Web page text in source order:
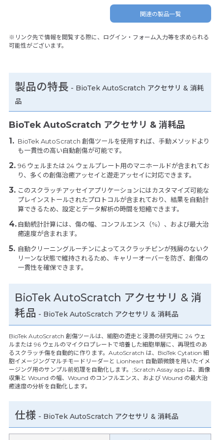
関連の製品一覧
※リンク先で情報を閲覧する際に、ログイン・フォーム入力等を求められる
可能性がございます。
製品の特長 - BioTek AutoScratch アクセサリ & 消耗
品
BioTek AutoScratch アクセサリ & 消耗品
BioTek AutoScratch 創傷ツールを使用すれば、手動メソッドより
も一貫性の高い自動創傷が可能です。
96 ウェルまたは 24 ウェルプレート用のマニホールドが含まれてお
り、多くの創傷治癒アッセイと遊走アッセイに対応できます。
このスクラッチアッセイアプリケーションにはカスタマイズ可能な
プレインストールされたプロトコルが含まれており、結果を自動計
算できるため、設定とデータ解析の時間を短縮できます。
自動統計計算には、傷の幅、コンフルエンス（%）、および最大治
癒速度が含まれます。
自動クリーニングルーチンによってスクラッチピンが残屑のないク
リーンな状態で維持されるため、キャリーオーバーを防ぎ、創傷の
一貫性を確保できます。
BioTek AutoScratch アクセサリ & 消
耗品 - BioTek AutoScratch アクセサリ & 消耗品
BioTek AutoScratch 創傷ツールは、細胞の遊走と浸潤の研究用に 24 ウェ
ルまたは 96 ウェルのマイクロプレートで培養した細胞単層に、再現性のあ
るスクラッチ傷を自動的に作ります。AutoScratch は、BioTek Cytation 細
胞イメージングマルチモードリーダーと Lionheart 自動顕微鏡を用いたイメ
ージング用のサンプル前処理を自動化します。;Scratch Assay app は、画像
収集と Wound の幅、Wound のコンフルエンス、および Wound の最大治
癒速度の分析を自動化します。
仕様 - BioTek AutoScratch アクセサリ & 消耗品